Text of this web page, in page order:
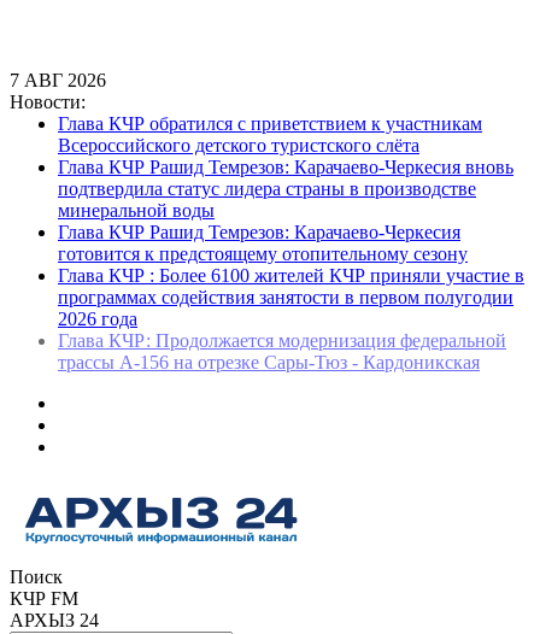
7 АВГ 2026
Новости:
Глава КЧР обратился с приветствием к участникам
Всероссийского детского туристского слёта
Глава КЧР Рашид Темрезов: Карачаево-Черкесия вновь
подтвердила статус лидера страны в производстве
минеральной воды
Глава КЧР Рашид Темрезов: Карачаево-Черкесия
готовится к предстоящему отопительному сезону
Глава КЧР : Более 6100 жителей КЧР приняли участие в
программах содействия занятости в первом полугодии
2026 года
Глава КЧР: Продолжается модернизация федеральной
трассы А-156 на отрезке Сары-Тюз - Кардоникская
Поиск
КЧР FM
АРХЫЗ 24